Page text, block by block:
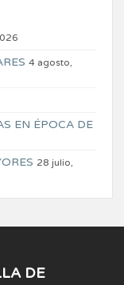
4 agosto,
EN ÉPOCA DE
28 julio,
DE